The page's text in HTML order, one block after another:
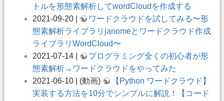
トルを形態素解析してwordCloudを作成する
2021-09-20 |
ワードクラウドを試してみる〜形
態素解析ライブラリjanomeとワードクラウド作成
ライブラリWordCloud〜
2021-07-14 |
プログラミング全くの初心者が形
態素解析→ワードクラウドをやってみた
2021-06-10 | (動画)
【Python ワードクラウド】
実装する方法を10分でシンプルに解説！【コード